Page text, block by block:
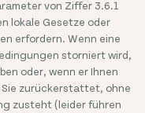
von Ziffer 3.6.1
lokale Gesetze oder
erfordern. Wenn eine
storniert wird,
oder, wenn er Ihnen
zurückerstattet, ohne
zusteht (leider führen